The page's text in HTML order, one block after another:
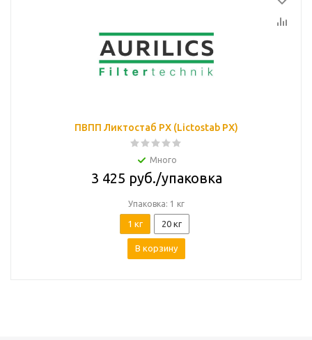
ПВПП Ликтостаб РХ (Lictostab PX)
Много
3 425 руб./упаковка
Упаковка: 1 кг
1 кг 20 кг
В корзину